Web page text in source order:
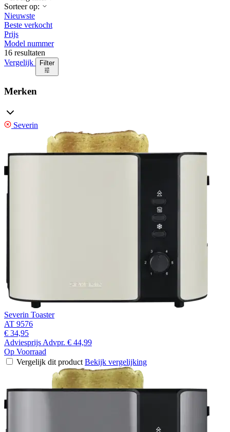
Sorteer op:
Nieuwste
Beste verkocht
Prijs
Model nummer
16 resultaten
Vergelijk
Filter
Merken
Severin
Severin Toaster
AT 9576
€ 34,95
Adviesprijs Advpr. € 44,99
Op Voorraad
Vergelijk dit product Bekijk vergelijking